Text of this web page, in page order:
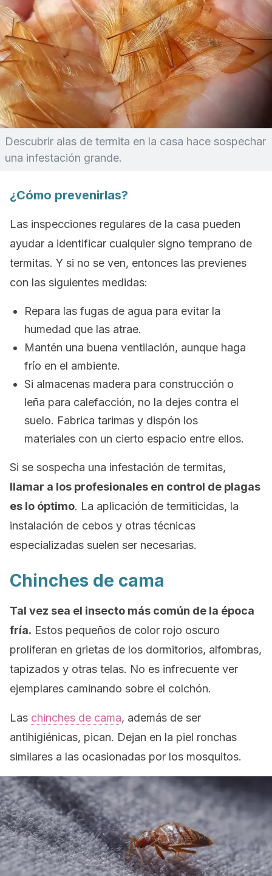
Descubrir alas de termita en la casa hace sospechar
una infestación grande.
¿Cómo prevenirlas?
Las inspecciones regulares de la casa pueden
ayudar a identificar cualquier signo temprano de
termitas. Y si no se ven, entonces las previenes
con las siguientes medidas:
Repara las fugas de agua para evitar la
humedad que las atrae.
Mantén una buena ventilación, aunque haga
frío en el ambiente.
Si almacenas madera para construcción o
leña para calefacción, no la dejes contra el
suelo. Fabrica tarimas y dispón los
materiales con un cierto espacio entre ellos.
Si se sospecha una infestación de termitas,
llamar a los profesionales en control de plagas
es lo óptimo. La aplicación de termiticidas, la
instalación de cebos y otras técnicas
especializadas suelen ser necesarias.
Chinches de cama
Tal vez sea el insecto más común de la época
fría. Estos pequeños de color rojo oscuro
proliferan en grietas de los dormitorios, alfombras,
tapizados y otras telas. No es infrecuente ver
ejemplares caminando sobre el colchón.
Las chinches de cama, además de ser
antihigiénicas, pican. Dejan en la piel ronchas
similares a las ocasionadas por los mosquitos.